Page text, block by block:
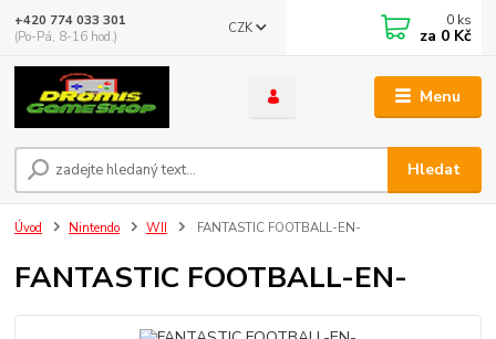
Menu
CZK
Hledat
+420 774 033 301
(Po-Pá, 8-16 hod.)
0 ks
za 0 Kč
Úvod Nintendo WII FANTASTIC FOOTBALL-EN-
FANTASTIC FOOTBALL-EN-